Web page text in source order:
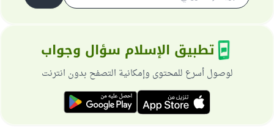
تطبيق الإسلام سؤال وجواب
لوصول أسرع للمحتوى وإمكانية التصفح بدون انترنت